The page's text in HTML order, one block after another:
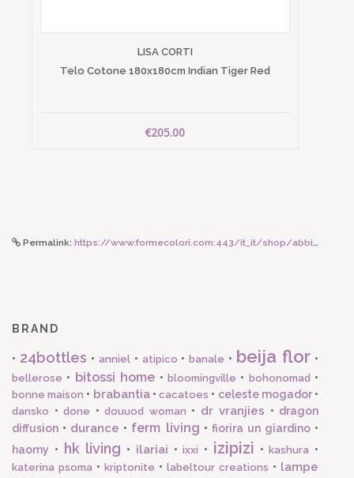
LISA CORTI
Telo Cotone 180x180cm Indian Tiger Red
€205.00
Permalink: https://www.formecolori.com:443/it_it/shop/abbigliamento_donna/gonne/sorbet_island_bikini_aqua_grape/6768
BRAND
• 24bottles • anniel• atipico •banale • beija flor •
bellerose • bitossi home • bloomingville • bohonomad •
bonne maison • brabantia•cacatoes • celeste mogador•
dansko • done • douuod woman • dr vranjies • dragon
diffusion • durance • ferm living • fiorira un giardino•
haomy • hk living • ilariai •ixxi • izipizi •kashura •
katerina psoma • kriptonite • labeltour creations • lampe